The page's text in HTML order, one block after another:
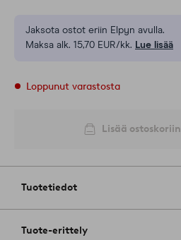
Jaksota ostot eriin Elpyn avulla.
Maksa alk. 15,70 EUR/kk. Lue lisää
Loppunut varastosta
Lisää ostoskoriin
Tuotetiedot
Tuote-erittely